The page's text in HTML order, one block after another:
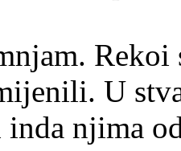
Rekoi
U
njima